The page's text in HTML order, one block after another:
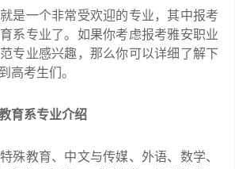
是一个非常受欢迎的专业，其中报考
系专业了。如果你考虑报考雅安职业
专业感兴趣，那么你可以详细了解下
高考生们。
育系专业介绍
殊教育、中文与传媒、外语、数学、